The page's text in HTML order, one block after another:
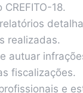
18.
realizadas.
autuar
fiscalizações.
e